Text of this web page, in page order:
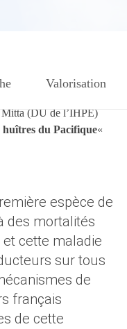
Valorisation
Mitta (DU de l’IHPE)
du Pacifique«
espèce de
des mortalités
cette maladie
sur tous
de
français
de cette